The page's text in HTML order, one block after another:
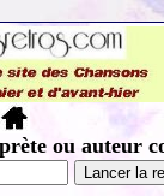
ou auteur